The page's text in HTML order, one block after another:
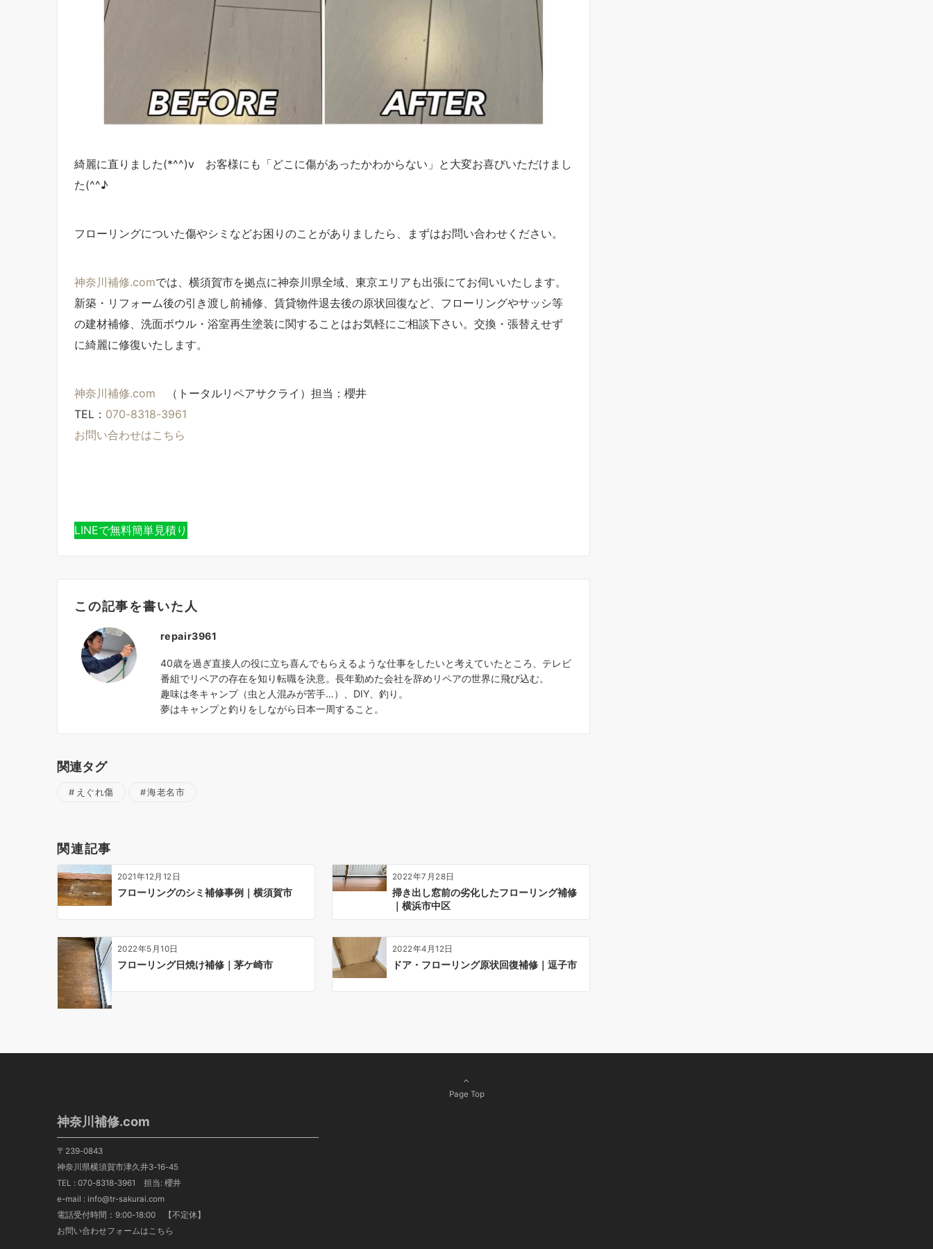
綺麗に直りました(*^^)v お客様にも「どこに傷があったかわからない」と大変お喜びいただけまし
た(^^♪
フローリングについた傷やシミなどお困りのことがありましたら、まずはお問い合わせください。
神奈川補修.comでは、横須賀市を拠点に神奈川県全域、東京エリアも出張にてお伺いいたします。
新築・リフォーム後の引き渡し前補修、賃貸物件退去後の原状回復など、フローリングやサッシ等
の建材補修、洗面ボウル・浴室再生塗装に関することはお気軽にご相談下さい。交換・張替えせず
に綺麗に修復いたします。
神奈川補修.com （トータルリペアサクライ）担当：櫻井
TEL： 070-8318-3961
お問い合わせはこちら
LINEで無料簡単見積り
この記事を書いた人
repair3961
40歳を過ぎ直接人の役に立ち喜んでもらえるような仕事をしたいと考えていたところ、テレビ
番組でリペアの存在を知り転職を決意。長年勤めた会社を辞めリペアの世界に飛び込む。
趣味は冬キャンプ（虫と人混みが苦手…）、DIY、釣り。
夢はキャンプと釣りをしながら日本一周すること。
関連タグ
えぐれ傷 海老名市
関連記事
2021年12月12日
フローリングのシミ補修事例｜横須賀市
2022年7月28日
掃き出し窓前の劣化したフローリング補修
｜横浜市中区
2022年5月10日
フローリング日焼け補修｜茅ケ崎市
2022年4月12日
ドア・フローリング原状回復補修｜逗子市
Page Top
神奈川補修.com
〒239-0843
神奈川県横須賀市津久井3-16-45
TEL : 070-8318-3961 担当: 櫻井
e-mail : info@tr-sakurai.com
電話受付時間：9:00-18:00 【不定休】
お問い合わせフォームはこちら